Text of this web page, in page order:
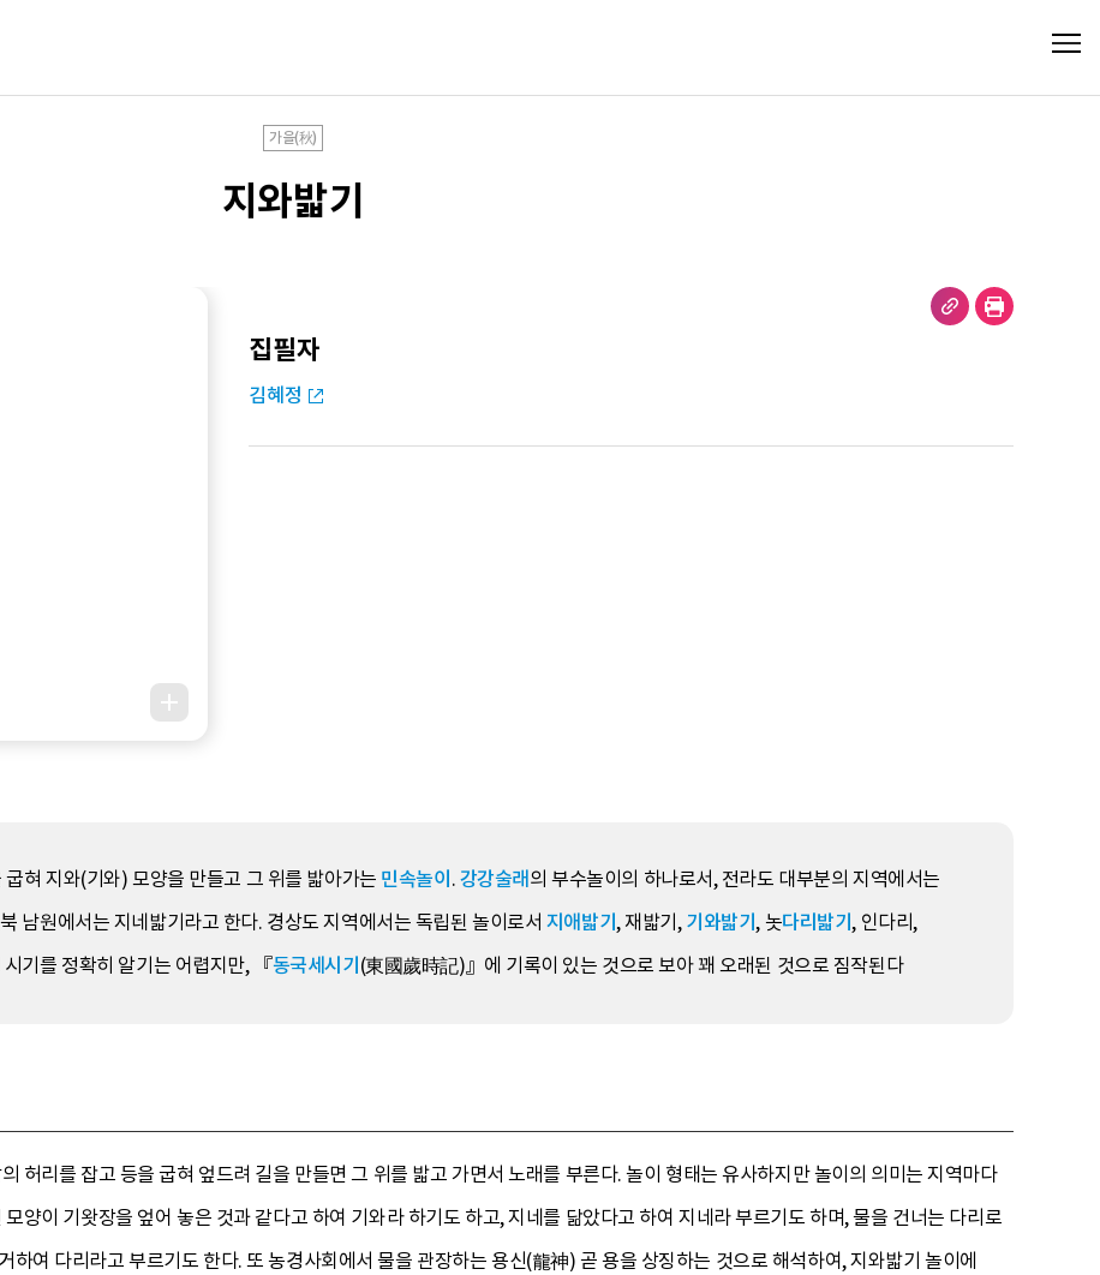
가을(秋)
지와밟기
집필자
김혜정
혀 지와(기와) 모양을 만들고 그 위를 밟아가는 민속놀이 .강강술래의 부수놀이의 하나로서, 전라도 대부분의 지역에서는
남원에서는 지네밟기라고 한다. 경상도 지역에서는 독립된 놀이로서 지애밟기 , 재밟기,기와밟기 , 놋다리밟기 , 인다리,
기를 정확히 알기는 어렵지만, 『동국세시기 (東國歲時記)』에 기록이 있는 것으로 보아 꽤 오래된 것으로 짐작된다
허리를 잡고 등을 굽혀 엎드려 길을 만들면 그 위를 밟고 가면서 노래를 부른다. 놀이 형태는 유사하지만 놀이의 의미는 지역마다
양이 기왓장을 엎어 놓은 것과 같다고 하여 기와라 하기도 하고, 지네를 닮았다고 하여 지네라 부르기도 하며, 물을 건너는 다리로
하여 다리라고 부르기도 한다. 또 농경사회에서 물을 관장하는 용신(龍神) 곧 용을 상징하는 것으로 해석하여, 지와밟기 놀이에